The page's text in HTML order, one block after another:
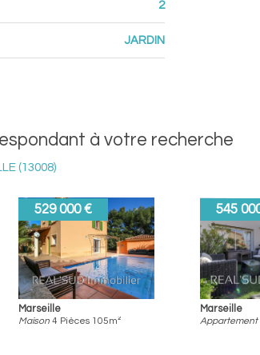
2
JARDIN
à votre recherche
(13008)
660 000 €
Marseille
Maison 4 Pièces 100m²
650
Marseille
Maison3